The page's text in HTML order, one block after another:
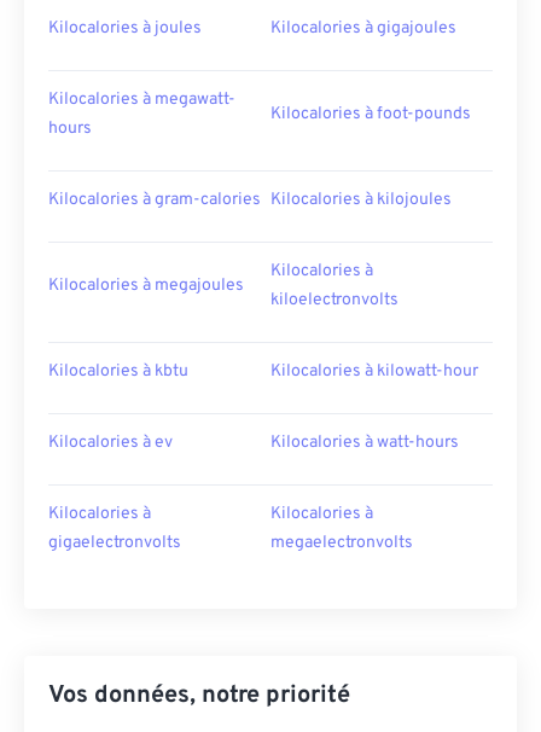
Kilocalories à joules Kilocalories à gigajoules
Kilocalories à megawatt-
hours
Kilocalories à foot-pounds
Kilocalories à gram-calories Kilocalories à kilojoules
Kilocalories à megajoules
Kilocalories à
kiloelectronvolts
Kilocalories à kbtu Kilocalories à kilowatt-hour
Kilocalories à ev Kilocalories à watt-hours
Kilocalories à
gigaelectronvolts
Kilocalories à
megaelectronvolts
Vos données, notre priorité